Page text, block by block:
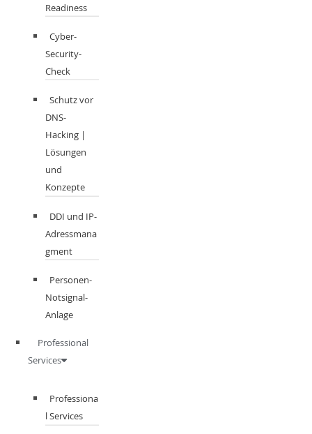
Readiness
Cyber-
Security-
Check
Schutz vor
DNS-
Hacking |
Lösungen
und
Konzepte
DDI und IP-
Adressmana
gment​
Personen-
Notsignal-
Anlage
Professional
Services
Professiona
l Services